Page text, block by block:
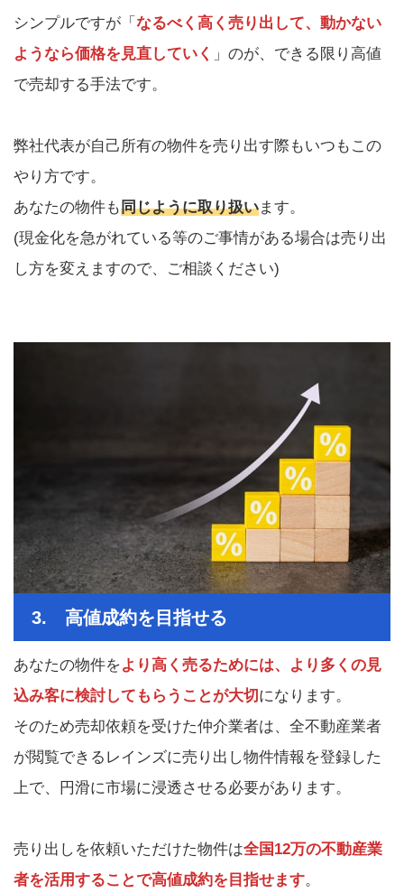
シンプルですが「 なるべく高く売り出して、動かない
ようなら価格を見直していく 」のが、できる限り高値
で売却する手法です。
弊社代表が自己所有の物件を売り出す際もいつもこの
やり方です。
あなたの物件も同じように取り扱います。
(現金化を急がれている等のご事情がある場合は売り出
し方を変えますので、ご相談ください)
3. 高値成約を目指せる
あなたの物件をより高く売るためには、より多くの見
込み客に検討してもらうことが大切 になります。
そのため売却依頼を受けた仲介業者は、全不動産業者
が閲覧できるレインズに売り出し物件情報を登録した
上で、円滑に市場に浸透させる必要があります。
売り出しを依頼いただけた物件は全国12万の不動産業
者を活用することで高値成約を目指せます。